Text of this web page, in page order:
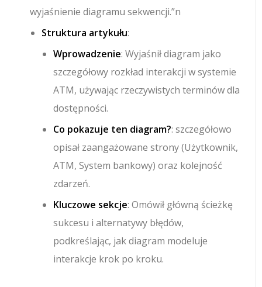
wyjaśnienie diagramu sekwencji.”n
Struktura artykułu:
Wprowadzenie: Wyjaśnił diagram jako
szczegółowy rozkład interakcji w systemie
ATM, używając rzeczywistych terminów dla
dostępności.
Co pokazuje ten diagram?: szczegółowo
opisał zaangażowane strony (Użytkownik,
ATM, System bankowy) oraz kolejność
zdarzeń.
Kluczowe sekcje: Omówił główną ścieżkę
sukcesu i alternatywy błędów,
podkreślając, jak diagram modeluje
interakcje krok po kroku.